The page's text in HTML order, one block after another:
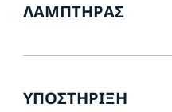
ΛΑΜΠΤΉΡΑΣ
ΥΠΟΣΤΉΡΙΞΗ